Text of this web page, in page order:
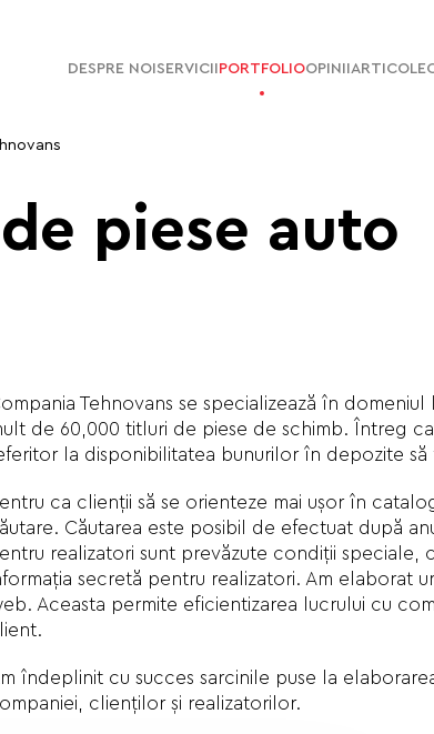
DESPRE NOISERVICIIPORTFOLIOOPINIIARTICOLE
piese auto
Tehnovans se specializează în
de 60,000 titluri de piese de schimb. Întreg
la disponibilitatea bunurilor în depozite să
ca clienții să se orienteze mai ușor în
Căutarea este posibil de efectuat după
realizatori sunt prevăzute condiții
secretă pentru realizatori. Am elaborat
Aceasta permite eficientizarea lucrului cu
îndeplinit cu succes sarcinile puse la
clienților și realizatorilor.